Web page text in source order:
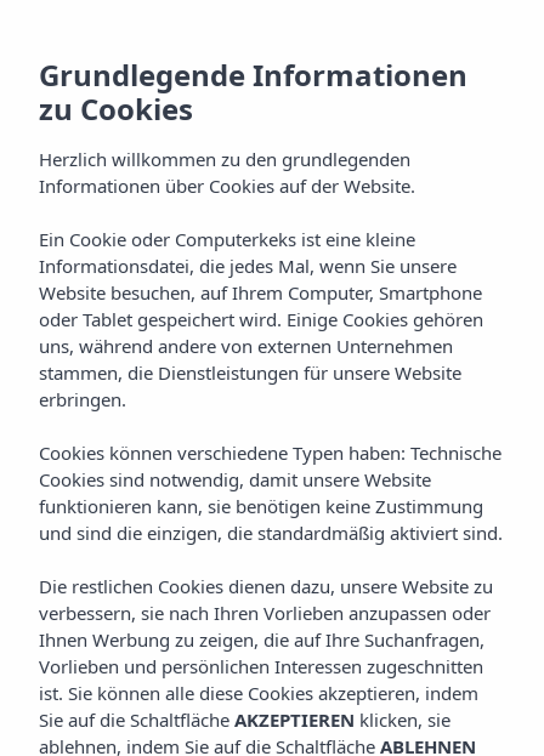
Galerie
Vibra Caleta Playa Apartments
Menorca
Ciudadela
Galerie
Galerie
Grundlegende Informationen
zu Cookies
Herzlich willkommen zu den grundlegenden
Informationen über Cookies auf der Website.
Ein Cookie oder Computerkeks ist eine kleine
Informationsdatei, die jedes Mal, wenn Sie unsere
Website besuchen, auf Ihrem Computer, Smartphone
oder Tablet gespeichert wird. Einige Cookies gehören
uns, während andere von externen Unternehmen
stammen, die Dienstleistungen für unsere Website
erbringen.
Cookies können verschiedene Typen haben: Technische
Cookies sind notwendig, damit unsere Website
funktionieren kann, sie benötigen keine Zustimmung
und sind die einzigen, die standardmäßig aktiviert sind.
Die restlichen Cookies dienen dazu, unsere Website zu
verbessern, sie nach Ihren Vorlieben anzupassen oder
Ihnen Werbung zu zeigen, die auf Ihre Suchanfragen,
Vorlieben und persönlichen Interessen zugeschnitten
ist. Sie können alle diese Cookies akzeptieren, indem
Sie auf die Schaltfläche AKZEPTIEREN klicken, sie
ablehnen, indem Sie auf die Schaltfläche ABLEHNEN